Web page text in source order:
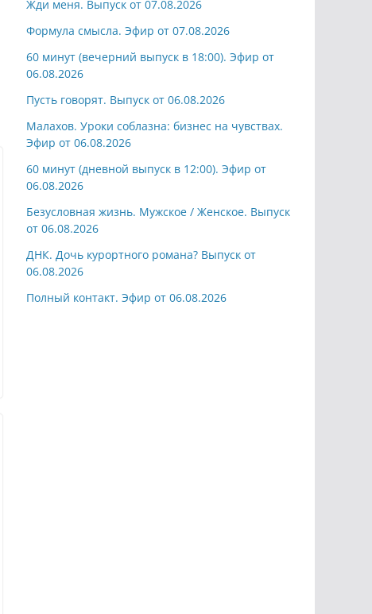
Жди меня. Выпуск от 07.08.2026
Формула смысла. Эфир от 07.08.2026
60 минут (вечерний выпуск в 18:00). Эфир от
06.08.2026
Пусть говорят. Выпуск от 06.08.2026
Малахов. Уроки соблазна: бизнес на чувствах.
Эфир от 06.08.2026
60 минут (дневной выпуск в 12:00). Эфир от
06.08.2026
Безусловная жизнь. Мужское / Женское. Выпуск
от 06.08.2026
ДНК. Дочь курортного романа? Выпуск от
06.08.2026
Полный контакт. Эфир от 06.08.2026